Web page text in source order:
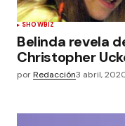
SHOWBIZ
Belinda revela
Christopher
porRedacción3 abril,